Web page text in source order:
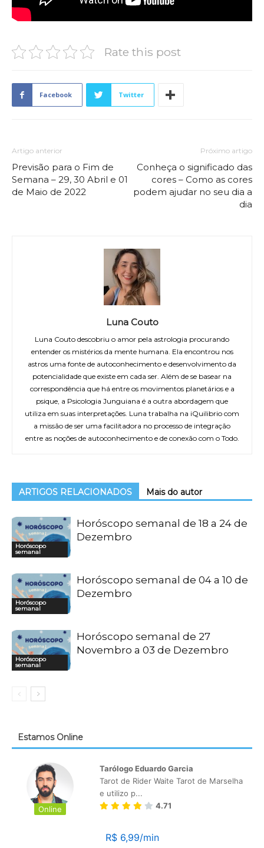
Rate this post
Facebook Twitter
Artigo anterior
Previsão para o Fim de
Semana – 29, 30 Abril e 01
de Maio de 2022
Próximo artigo
Conheça o significado das
cores – Como as cores
podem ajudar no seu dia a
dia
Luna Couto
Luna Couto descobriu o amor pela astrologia procurando
entender os mistérios da mente humana. Ela encontrou nos
astros uma fonte de autoconhecimento e desenvolvimento da
potencialidade que existe em cada ser. Além de se basear na
correspondência que há entre os movimentos planetários e a
psique, a Psicologia Junguiana é a outra abordagem que
utiliza em suas interpretações. Luna trabalha na iQuilibrio com
a missão de ser uma facilitadora no processo de integração
entre as noções de autoconhecimento e de conexão com o Todo.
ARTIGOS RELACIONADOS Mais do autor
Horóscopo
semanal
Horóscopo semanal de 18 a 24 de
Dezembro
Horóscopo
semanal
Horóscopo semanal de 04 a 10 de
Dezembro
Horóscopo
semanal
Horóscopo semanal de 27
Novembro a 03 de Dezembro
Estamos Online